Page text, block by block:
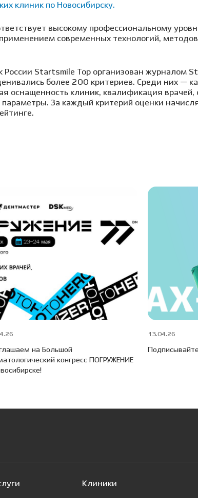
клиник по Новосибирску.
высокому профессиональному
современных технологий,
России Startsmile Top организован журналом
более 200 критериев. Среди них —
оснащенность клиник, квалификация врачей,
За каждый критерий оценки
на Большой
конгресс ПОГРУЖЕНИЕ
13.04.26
Клиники